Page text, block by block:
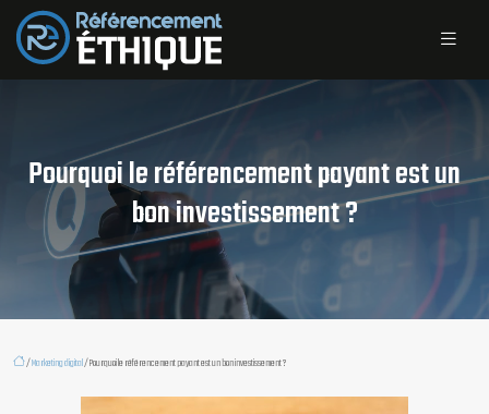
Pourquoi le référencement payant est un
bon investissement ?
/Marketing digital/ Pourquoi le référencement payant est un bon investissement ?